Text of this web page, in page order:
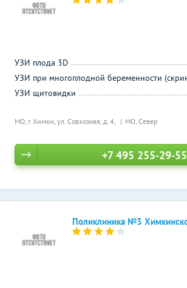
МО, г. Химки, ул. Совхозная, д. 4, МО, Север
УЗИ плода 3D
УЗИ при многоплодной беременности
УЗИ щитовидки
+7 495 255-29-55
Поликлиника №3